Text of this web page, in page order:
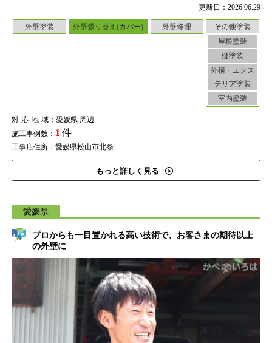
更新日：2026.06.29
外壁塗装 外壁張り替え(カバー) 外壁修理
その他塗装
屋根塗装
樋塗装
外構・エクス
テリア塗装
室内塗装
対応地域：愛媛県 周辺
施工事例数： 1 件
工事店住所：愛媛県松山市北条
もっと詳しく見る
愛媛県
プロからも一目置かれる高い技術で、お客さまの期待以上
の外壁に